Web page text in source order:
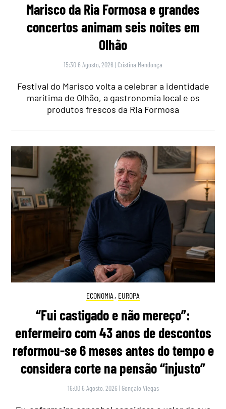
Marisco da Ria Formosa e grandes
concertos animam seis noites em
Olhão
15:30 6 Agosto, 2026 | Cristina Mendonça
Festival do Marisco volta a celebrar a identidade
marítima de Olhão, a gastronomia local e os
produtos frescos da Ria Formosa
ECONOMIA , EUROPA
“Fui castigado e não mereço”:
enfermeiro com 43 anos de descontos
reformou-se 6 meses antes do tempo e
considera corte na pensão “injusto”
16:00 6 Agosto, 2026 | Gonçalo Viegas